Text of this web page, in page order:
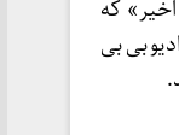
که
بی بی